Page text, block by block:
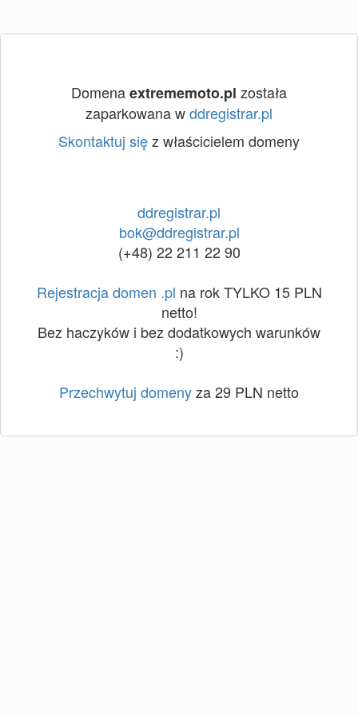
Domenaextrememoto.pl została
zaparkowana wddregistrar.pl
Skontaktuj sięz właścicielem domeny
ddregistrar.pl
bok@ddregistrar.pl
(+48) 22 211 22 90
Rejestracja domen .pl na rok TYLKO 15 PLN
netto!
Bez haczyków i bez dodatkowych warunków
:)
Przechwytuj domenyza 29 PLN netto